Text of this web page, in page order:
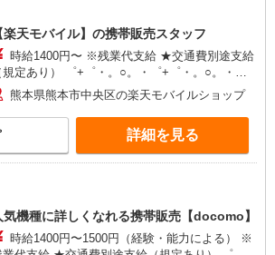
楽天モバイル】の携帯販売スタッフ
時給1400円〜 ※残業代支給 ★交通費別途支給
定あり） ゜+゜・。○。・゜+゜・。○。・゜
入社祝い金10万円支給(規定有) お友達を紹介
と, インセンティブ支給(規定有) ★月2回払
・週払い可能（規程有）★ ゜・。○。・゜
・。○。・゜+゜
熊本県熊本市中央区の楽天モバイルショップ
詳細を見る
気機種に詳しくなれる携帯販売【docomo】
時給1400円〜1500円（経験・能力による） ※